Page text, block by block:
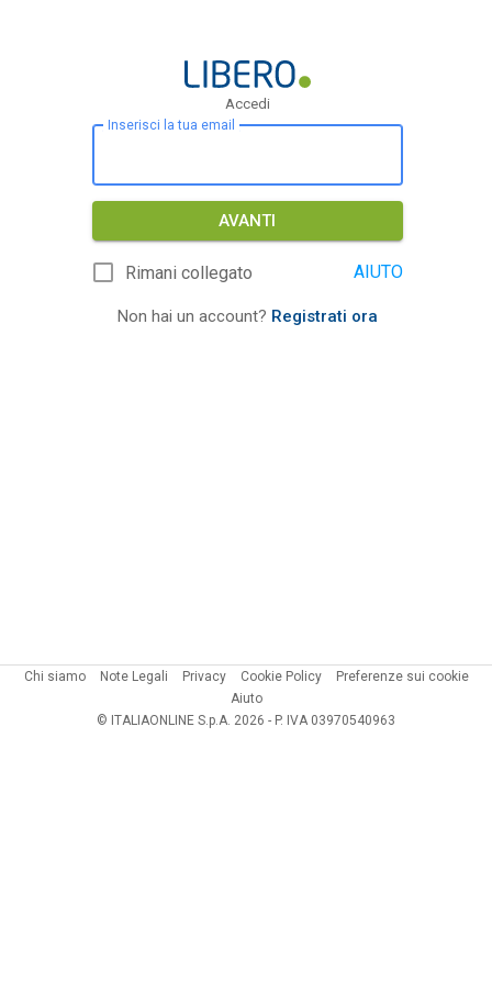
Accedi
Inserisci la tua email
AVANTI
Rimani collegato AIUTO
Non hai un account? Registrati ora
Chi siamo Note Legali Privacy Cookie Policy
Preferenze sui cookie
Aiuto
© ITALIAONLINE S.p.A. 2026 - P. IVA 03970540963